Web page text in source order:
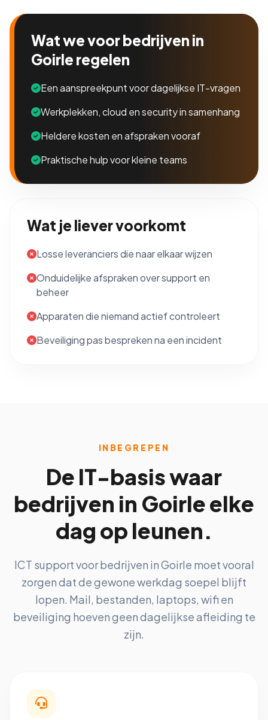
Wat we voor bedrijven in
Goirle regelen
Een aanspreekpunt voor dagelijkse IT-vragen
Werkplekken, cloud en security in samenhang
Heldere kosten en afspraken vooraf
Praktische hulp voor kleine teams
Wat je liever voorkomt
Losse leveranciers die naar elkaar wijzen
Onduidelijke afspraken over support en
beheer
Apparaten die niemand actief controleert
Beveiliging pas bespreken na een incident
INBEGREPEN
De IT-basis waar
bedrijven in Goirle elke
dag op leunen.
ICT support voor bedrijven in Goirle moet vooral
zorgen dat de gewone werkdag soepel blijft
lopen. Mail, bestanden, laptops, wifi en
beveiliging hoeven geen dagelijkse afleiding te
zijn.